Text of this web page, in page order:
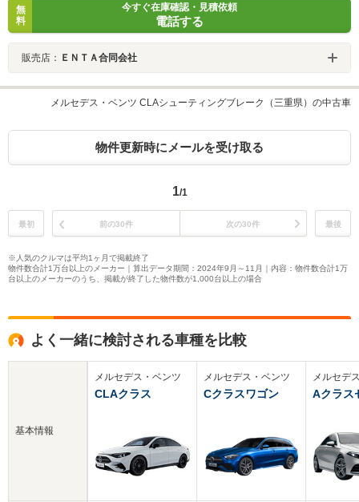
無
料
今すぐ在庫確認・見積依頼
電話する
販売店： ＥＮＴＡ合同会社
メルセデス・ベンツ CLAシューティングブレーク（三重県）の中古車
物件更新時にメールを受け取る
1/1
最初 前の30件 次の30件 最後
※人気のクルマは平均1ヶ月で掲載終了
物件数合計1万台以上のメーカー｜算出データ期間：2024年9月～11月｜内容：物件数合計1万
台以上のメーカーのうち、掲載が終了した物件数が1,000台以上の場合
よく一緒に検討される車種を比較
基本情報
メルセデス・ベンツ
CLAクラス
メルセデス・ベンツ
Cクラスワゴン
メルセデ
Aクラス